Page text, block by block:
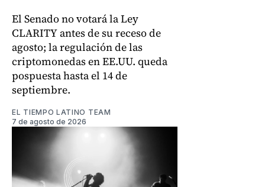
El Senado no votará la Ley
CLARITY antes de su receso de
agosto; la regulación de las
criptomonedas en EE.UU. queda
pospuesta hasta el 14 de
septiembre.
EL TIEMPO LATINO TEAM
7 de agosto de 2026